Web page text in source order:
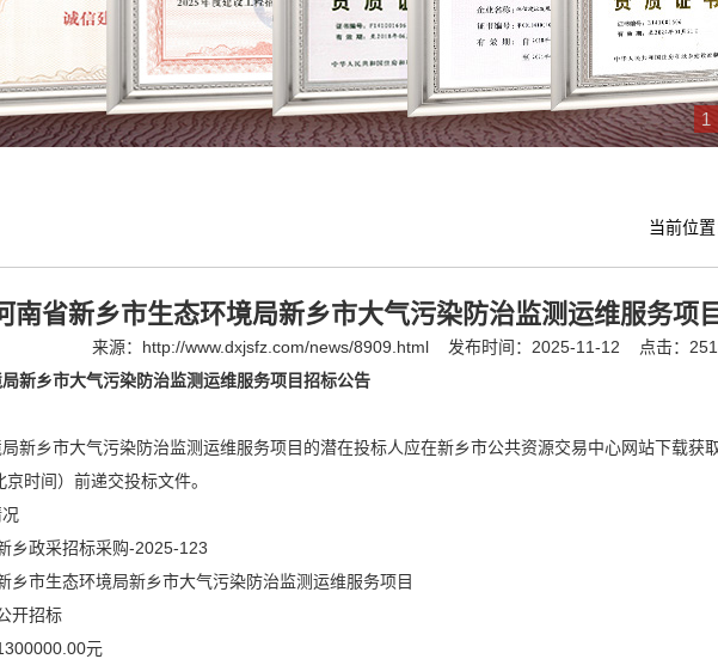
1
当前位置
南省新乡市生态环境局新乡市大气污染防治监测运维服务项
来源： http://www.dxjsfz.com/news/8909.html 发布时间：2025-11-12
点击：
新乡市大气污染防治监测运维服务项目招标公告
新乡市大气污染防治监测运维服务项目的潜在投标人应在新乡市公共资源交易中心网站下载获
时间）前递交投标文件。
乡政采招标采购-2025-123
乡市生态环境局新乡市大气污染防治监测运维服务项目
开招标
元